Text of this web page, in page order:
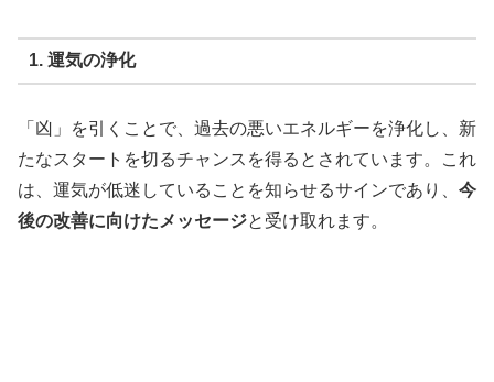
1. 運気の浄化
「凶」を引くことで、過去の悪いエネルギーを浄化し、新
たなスタートを切るチャンスを得るとされています。これ
は、運気が低迷していることを知らせるサインであり、 今
後の改善に向けたメッセージと受け取れます。